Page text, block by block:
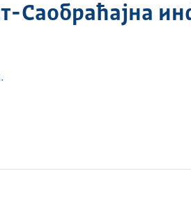
Саобраћајна